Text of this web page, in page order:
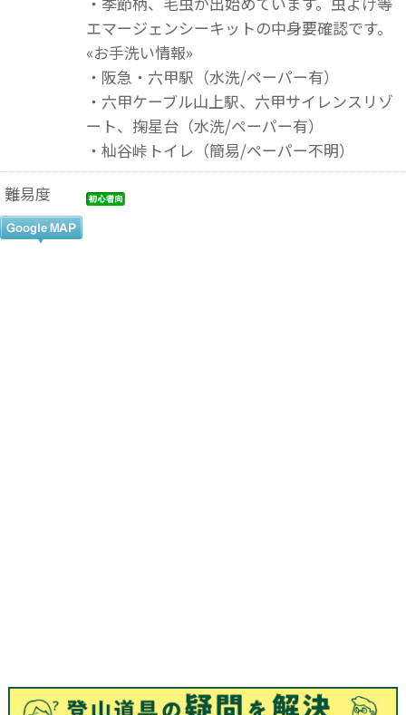
エマージェンシーキットの中身要確認です。
«お手洗い情報»
・阪急・六甲駅（水洗/ペーパー有）
・六甲ケーブル山上駅、六甲サイレンスリゾ
ート、掬星台（水洗/ペーパー有）
・杣谷峠トイレ（簡易/ペーパー不明）
難易度